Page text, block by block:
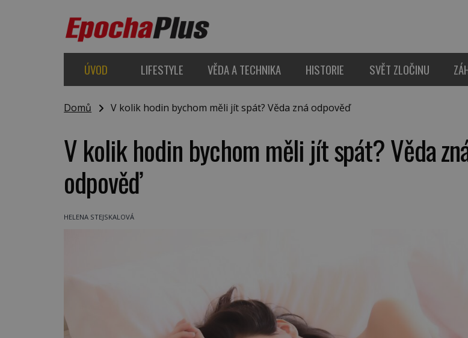
ÚVOD LIFESTYLE VĚDA A TECHNIKA HISTORIE SVĚT ZLOČINU
Domů V kolik hodin bychom měli jít spát? Věda zná odpověď
V kolik hodin bychom měli jít spát? Věda
odpověď
HELENA STEJSKALOVÁ